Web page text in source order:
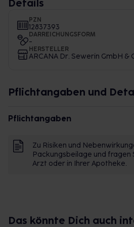
Details
PZN
12837393
DARREICHUNGSFORM
-
HERSTELLER
ARCANA Dr. Sewerin GmbH &
Pflichtangaben und
Pflichtangaben
Zu Risiken und
Packungsbeilage und fragen
Arzt oder in Ihrer Apotheke.
Das könnte Dich auch